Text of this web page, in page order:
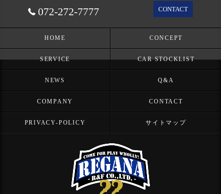
072-272-7777 CONTACT
HOME CONCEPT
SERVICE CAR STOCKLIST
NEWS Q&A
COMPANY CONTACT
PRIVACY-POLICY サイトマップ